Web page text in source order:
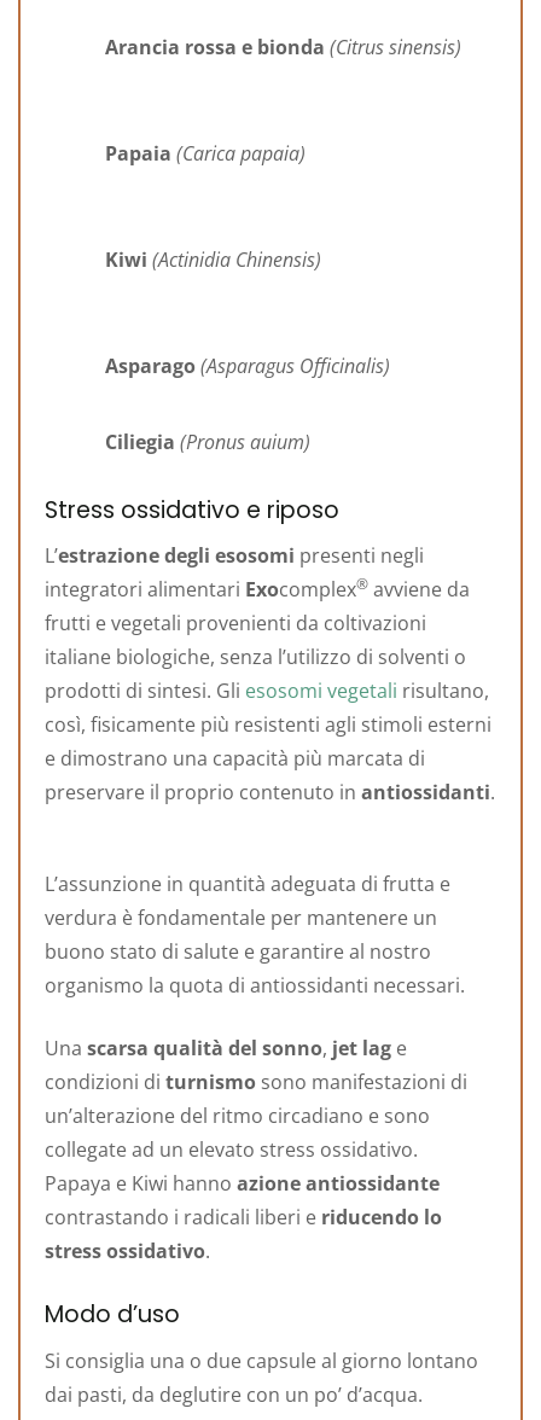
Arancia rossa e bionda (Citrus sinensis)
Papaia (Carica papaia)
Kiwi (Actinidia Chinensis)
Asparago(Asparagus Officinalis)
Ciliegia (Pronus auium)
Stress ossidativo e riposo
L’estrazione degli esosomi presenti negli
integratori alimentari Exocomplex® avviene da
frutti e vegetali provenienti da coltivazioni
italiane biologiche, senza l’utilizzo di solventi o
prodotti di sintesi. Gli esosomi vegetali risultano,
così, fisicamente più resistenti agli stimoli esterni
e dimostrano una capacità più marcata di
preservare il proprio contenuto in antiossidanti.
L’assunzione in quantità adeguata di frutta e
verdura è fondamentale per mantenere un
buono stato di salute e garantire al nostro
organismo la quota di antiossidanti necessari.
Una scarsa qualità del sonno, jet lag e
condizioni di turnismo sono manifestazioni di
un’alterazione del ritmo circadiano e sono
collegate ad un elevato stress ossidativo.
Papaya e Kiwi hanno azione antiossidante
contrastando i radicali liberi e riducendo lo
stress ossidativo.
Modo d’uso
Si consiglia una o due capsule al giorno lontano
dai pasti, da deglutire con un po’ d’acqua.